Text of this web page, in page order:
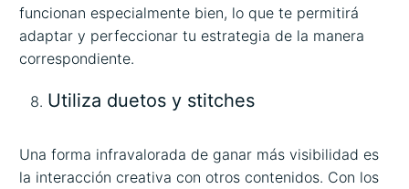
funcionan especialmente bien, lo que te permitirá
adaptar y perfeccionar tu estrategia de la manera
correspondiente.
Utiliza duetos y stitches
Una forma infravalorada de ganar más visibilidad es
la interacción creativa con otros contenidos. Con los